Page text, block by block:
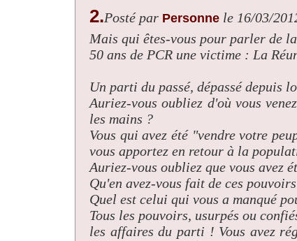
2.Posté par Personne le 16/03/
Mais qui êtes-vous pour parler de
50 ans de PCR une victime : La
Un parti du passé, dépassé depuis
Auriez-vous oubliez d'où vous
les mains ?
Vous qui avez été "vendre votre
vous apportez en retour à la
Auriez-vous oubliez que vous avez
Qu'en avez-vous fait de ces
Quel est celui qui vous a manqué
Tous les pouvoirs, usurpés ou
les affaires du parti ! Vous avez